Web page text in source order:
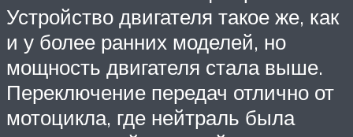
Устройство двигателя такое же, как
и у более ранних моделей, но
мощность двигателя стала выше.
Переключение передач отлично от
мотоцикла, где нейтраль была